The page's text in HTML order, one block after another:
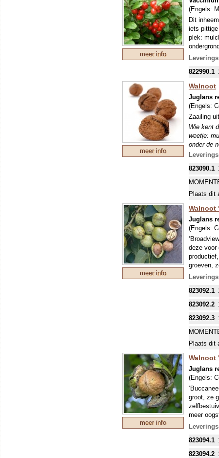
meer info
(Engels:
Dit
iets
plek:
de
m². Na
het terras!
822990.1
meer info
Walnoot
Juglans
(Engels:
Zaailing
Wie kent
weetje:
onder de
dat geeft
Walnoten
823090.1
Plaats dit
meer info
Walnoot
Juglans
(Engels:
deze voor
groeven,
schaal
HELAAS
WORDT
Wie kent
weetje:
dat geeft
onder de
Walnoten
823092.1
823092.2
823092.3
Plaats dit
meer info
Walnoot
Juglans
(Engels:
groot, ze
meer
Wie kent
onder de
dat geeft
823094.1
823094.2